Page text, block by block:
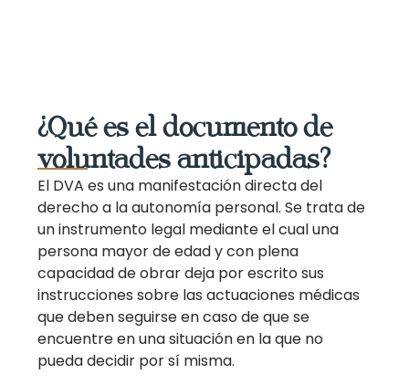
¿Qué es el documento de
voluntades anticipadas?
El DVA es una manifestación directa del
derecho a la autonomía personal. Se trata de
un instrumento legal mediante el cual una
persona mayor de edad y con plena
capacidad de obrar deja por escrito sus
instrucciones sobre las actuaciones médicas
que deben seguirse en caso de que se
encuentre en una situación en la que no
pueda decidir por sí misma.